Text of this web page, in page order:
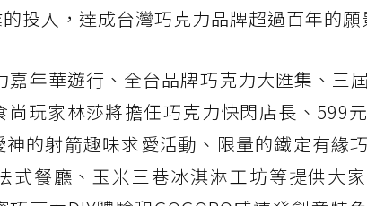
投入，達成台灣巧克力品牌超過百年的願
嘉年華遊行、全台品牌巧克力大匯集、三
玩家林莎將擔任巧克力快閃店長、599
的射箭趣味求愛活動、限量的鐵定有緣
式餐廳、玉米三巷冰淇淋工坊等提供大